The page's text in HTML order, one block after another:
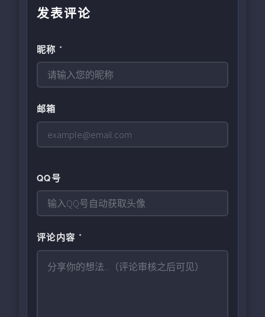
发表评论
昵称 *
邮箱
QQ号
评论内容 *